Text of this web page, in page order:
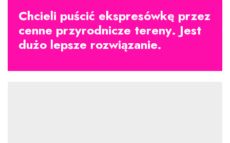
Chcieli puścić ekspresówkę przez
cenne przyrodnicze tereny. Jest
dużo lepsze rozwiązanie.